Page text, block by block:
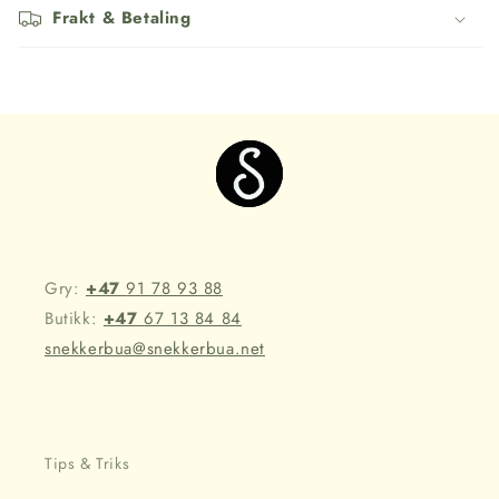
Frakt & Betaling
Gry: +4791 78 93 88
Butikk: +4767 13 84 84
snekkerbua@snekkerbua.net
Tips & Triks